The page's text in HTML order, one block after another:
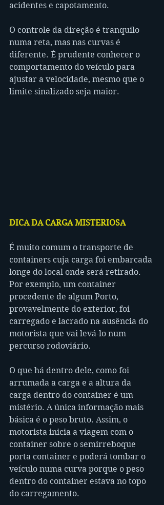
acidentes e capotamento.
O controle da direção é tranquilo
numa reta, mas nas curvas é
diferente. É prudente conhecer o
comportamento do veículo para
ajustar a velocidade, mesmo que o
limite sinalizado seja maior.
DICA DA CARGA MISTERIOSA
É muito comum o transporte de
containers cuja carga foi embarcada
longe do local onde será retirado.
Por exemplo, um container
procedente de algum Porto,
provavelmente do exterior, foi
carregado e lacrado na ausência do
motorista que vai levá-lo num
percurso rodoviário.
O que há dentro dele, como foi
arrumada a carga e a altura da
carga dentro do container é um
mistério. A única informação mais
básica é o peso bruto. Assim, o
motorista inicia a viagem com o
container sobre o semirreboque
porta container e poderá tombar o
veículo numa curva porque o peso
dentro do container estava no topo
do carregamento.